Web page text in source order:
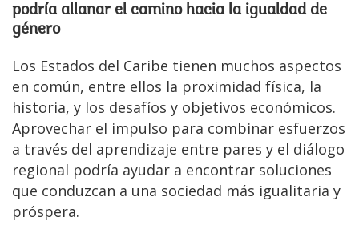
podría allanar el camino hacia la igualdad de
género
Los Estados del Caribe tienen muchos aspectos
en común, entre ellos la proximidad física, la
historia, y los desafíos y objetivos económicos.
Aprovechar el impulso para combinar esfuerzos
a través del aprendizaje entre pares y el diálogo
regional podría ayudar a encontrar soluciones
que conduzcan a una sociedad más igualitaria y
próspera.